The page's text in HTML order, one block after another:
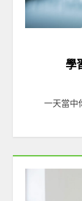
學
一天當中